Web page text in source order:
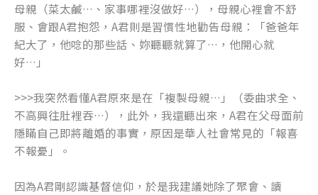
母親（菜太鹹…、家事哪裡沒做好…），母親心裡會不舒
服、會跟A君抱怨，A君則是習慣性地勸告母親：「爸爸年
紀大了，他唸的那些話、妳聽聽就算了…，他開心就
好…」
>>>我突然看懂A君原來是在「複製母親…」（委曲求全、
不高興往肚裡吞…），此外，我還聽出來，A君在父母面前
隱瞞自己即將離婚的事實，原因是華人社會常見的「報喜
不報憂」。
因為A君剛認識基督信仰，於是我建議她除了聚會、讀